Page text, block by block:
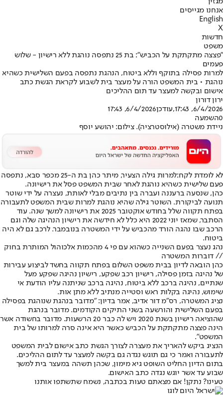
אנחנו מגייסים
English
X
חדשות
משפט
"פצצה מתקתקת על הכביש": בת 25 נתפסה נוהגת ללא רישיון - שלוש
פעמים
למרות פסילה בתוקף וללא ביטוח, הנהגת נתפסה בפעם השלישית כשהיא
נוהגת • בית המשפט הורה על מעצר בית לשבוע לקראת הגשת כתב
אישום ובקשה למעצר עד תום ההליכים
ירון דורון
6/4/2026, 17:43
,עודכן6/4/2026, 17:43
0השמעה
ניידת משטרה (אילוסטרציה). צילום: יהושע יוסף
לא לומדת לקח:
למרות גילה הצעיר, מיתר כהן בת ה-25 מכפר סבא, נתפסה
פעם שלישית כשהיא נוהגת לאחר שבית המשפט פסל את רישיונה.
כהן, שנסעה ברעננה ועברה בין נתיבים מבלי לאותת, נעצרה על ידי שוטר
תנועה לביקורת. השוטר גילה שהיא נוהגת למרות שבית המשפט לתעבורה
בפתח תקווה שלל בחודש אוקטובר 2025 את רישיונה למשך שנה. עוד
הסתבר, שמאז יוני 2022 היא כלל לא חידשה את רישיון הנהיגה שלה וגם
הרכב שבו נהגה הורד מהכביש על ידי המשטרה בנובמבר. לרכב גם לא היה
ביטוח.
נהג נעצר בפעם השנייה כשהוא עם פי 4 מהכמות אלכוהול המותרת בחוק
// דוברות המשטרה
כהן הובאה לדיון בבית משפט השלום בפתח תקווה בחשד לביצוע עבירות
של נהיגה בזמן פסילה, רישיון רכב שפקע, רישיון נהיגה שפקע מעל
שנתיים, נהיגה ברכב ללא ביטוח, נהיגה ברכב שניתנה עליו הודעת אי
שימוש, נהיגה בקלות ראש וסטייה מנתיב ללא מתן אות.
נציג המשטרה, רס"מ דור אדיב, אמר בדיון: "מדובר בנהגת שנוהגת בפסילה
בפעם השלישית והורשעה בשני התיקים הקודמים. מדובר בנהגת
שהוציאה רישיון בשנת 2020 ויש לה כבר 20 הרשעות. מדובר בחשודה אשר
הינה פצצה מתקתקת על הכביש כאשר היא אינה סרה למרותו של בית
המשפט".
הנציג ביקש להאריך את מעצרה לצורך הגשת כתב אישום לבית המשפט
לתעבורה ואמר כי גם תוגש נגדה גם בקשה למעצר עד לתום ההליכים.
בתום הדיון החליט השופט גיא מימון, שכהן תשהה במעצר בית למשך
שבוע עד אשר יוגש נגדה כתב האישום.
טעינו? נתקן! אם מצאתם טעות בכתבה, נשמח שתשתפו אותנו